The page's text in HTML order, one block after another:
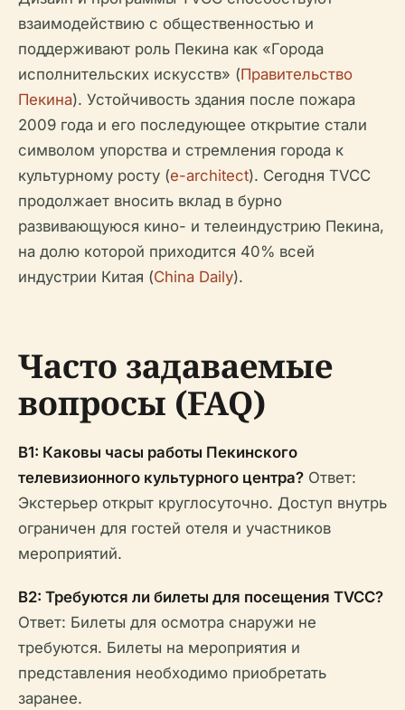
взаимодействию с общественностью и
поддерживают роль Пекина как «Города
исполнительских искусств» (Правительство
Пекина). Устойчивость здания после пожара
2009 года и его последующее открытие стали
символом упорства и стремления города к
культурному росту (e-architect). Сегодня TVCC
продолжает вносить вклад в бурно
развивающуюся кино- и телеиндустрию Пекина,
на долю которой приходится 40% всей
индустрии Китая (China Daily).
Часто задаваемые
вопросы (FAQ)
В1: Каковы часы работы Пекинского
телевизионного культурного центра? Ответ:
Экстерьер открыт круглосуточно. Доступ внутрь
ограничен для гостей отеля и участников
мероприятий.
В2: Требуются ли билеты для посещения TVCC?
Ответ: Билеты для осмотра снаружи не
требуются. Билеты на мероприятия и
представления необходимо приобретать
заранее.